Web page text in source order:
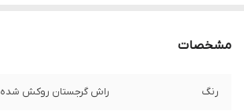
مشخصات
رنگ راش گرجستان روکش شده ۱۳ صدم آلمانی